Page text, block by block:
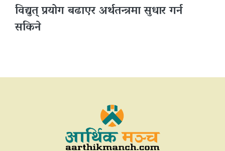
विद्युत् प्रयोग बढाएर अर्थतन्त्रमा सुधार गर्न
सकिने